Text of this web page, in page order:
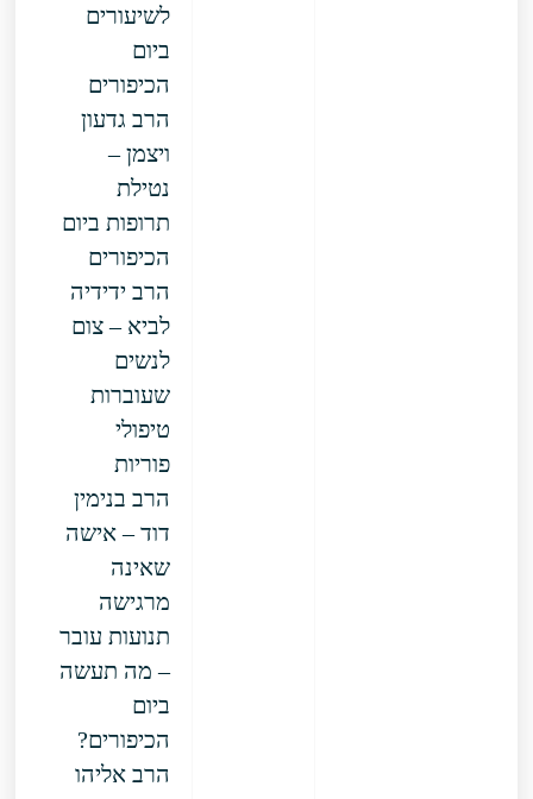
לשיעורים
ביום
הכיפורים
הרב גדעון
ויצמן –
נטילת
תרופות ביום
הכיפורים
הרב ידידיה
לביא – צום
לנשים
שעוברות
טיפולי
פוריות
הרב בנימין
דוד – אישה
שאינה
מרגישה
תנועות עובר
– מה תעשה
ביום
הכיפורים?
הרב אליהו